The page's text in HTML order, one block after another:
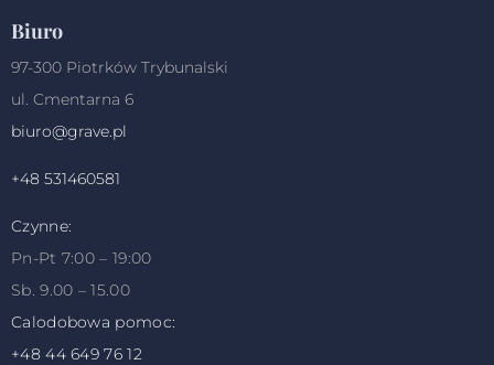
Biuro
97-300 Piotrków Trybunalski
ul. Cmentarna 6
biuro@grave.pl
+48 531460581
Czynne:
Pn-Pt 7:00 – 19:00
Sb. 9.00 – 15.00
Calodobowa pomoc:
+4844 649 76 12